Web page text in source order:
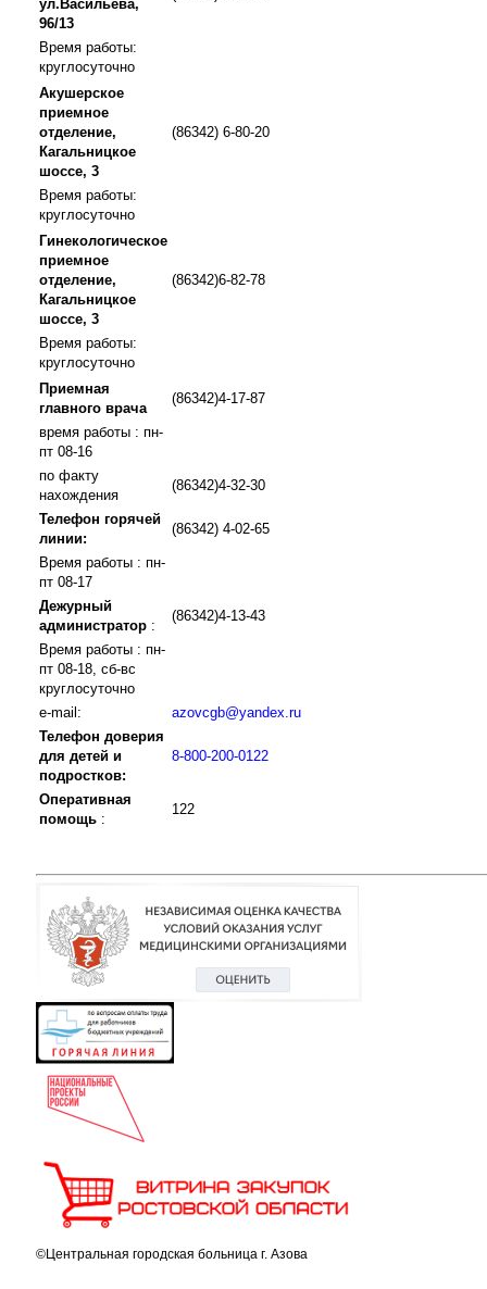
ул.Васильева,
96/13
Время работы:
круглосуточно
Акушерское
приемное
отделение,
Кагальницкое
шоссе, 3
(86342) 6-80-20
Время работы:
круглосуточно
Гинекологическое
приемное
отделение,
Кагальницкое
шоссе, 3
(86342)6-82-78
Время работы:
круглосуточно
Приемная
главного врача
(86342)4-17-87
время работы : пн-
пт 08-16
по факту
нахождения
(86342)4-32-30
Телефон горячей
линии:
(86342) 4-02-65
Время работы : пн-
пт 08-17
Дежурный
администратор :
(86342)4-13-43
Время работы : пн-
пт 08-18, сб-вс
круглосуточно
e-mail:
azovcgb@yandex.ru
Телефон доверия
для детей и
подростков:
8-800-200-0122
Оперативная
помощь :
122
©Центральная городская больница г. Азова